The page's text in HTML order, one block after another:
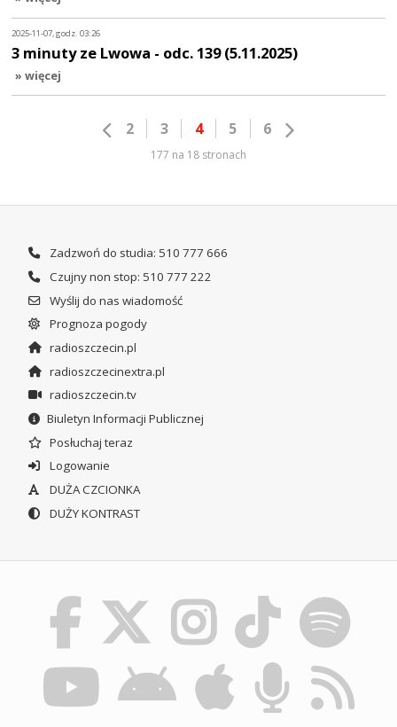
2025-11-07, godz. 03:26
3 minuty ze Lwowa - odc. 139 (5.11.2025)
» więcej
2 3 4 5 6
177 na 18 stronach
Zadzwoń do studia: 510 777 666
Czujny non stop: 510 777 222
Wyślij do nas wiadomość
Prognoza pogody
radioszczecin.pl
radioszczecinextra.pl
radioszczecin.tv
Biuletyn Informacji Publicznej
Posłuchaj teraz
Logowanie
DUŻA CZCIONKA
DUŻY KONTRAST